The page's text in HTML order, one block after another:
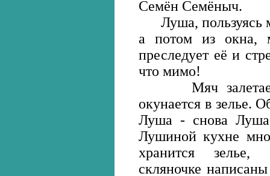
Семён Семёныч.
Луша, пользуясь
а потом из окна,
преследует её и
что мимо!
Мяч залетает
окунается в зелье.
Луша - снова
Лушиной кухне
хранится зелье,
скляночке